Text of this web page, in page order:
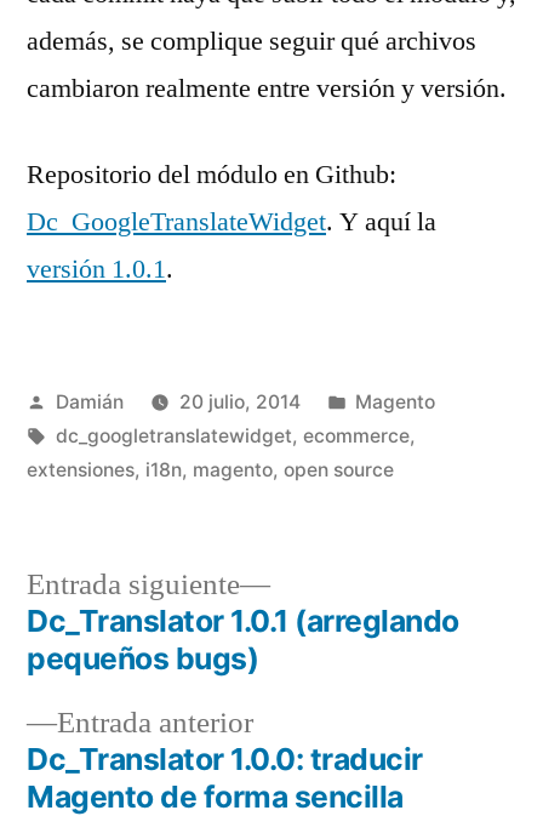
además, se complique seguir qué archivos
cambiaron realmente entre versión y versión.
Repositorio del módulo en Github:
Dc_GoogleTranslateWidget. Y aquí la
versión 1.0.1.
Publicado
por
Damián 20 julio, 2014
Publicado
en
Magento
Etiquetas:
dc_googletranslatewidget, ecommerce,
extensiones, i18n, magento, open source
Navegación
entradas
Entrada anteriorEntrada
anterior:
Dc_Translator 1.0.0: traducir
Magento de forma sencilla
Entrada siguiente
Entrada
siguiente:
Dc_Translator 1.0.1 (arreglando
pequeños bugs)